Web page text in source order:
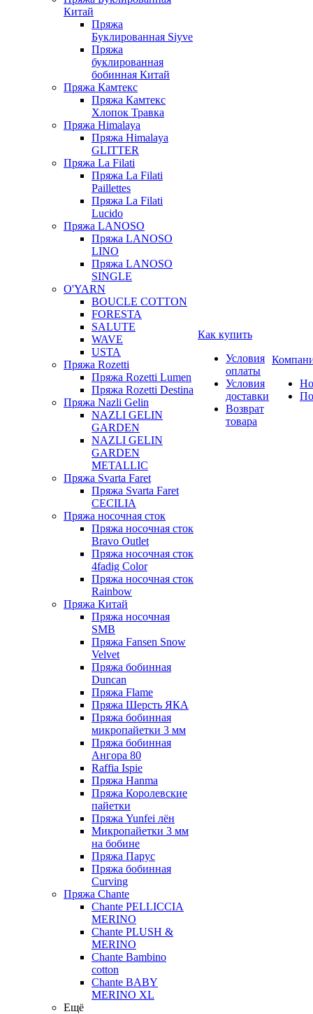
Китай
Пряжа
Буклированная Siyve
Пряжа
буклированная
бобинная Китай
Пряжа Камтекс
Пряжа Камтекс
Хлопок Травка
Пряжа Himalaya
Пряжа Himalaya
GLITTER
Пряжа La Filati
Пряжа La Filati
Paillettes
Пряжа La Filati
Lucido
Пряжа LANOSO
Пряжа LANOSO
LINO
Пряжа LANOSO
SINGLE
O'YARN
BOUCLE COTTON
FORESTA
SALUTE
WAVE
USTA
Пряжа Rozetti
Пряжа Rozetti Lumen
Пряжа Rozetti Destina
Пряжа Nazli Gelin
NAZLI GELIN
GARDEN
NAZLI GELIN
GARDEN
METALLIC
Пряжа Svarta Faret
Пряжа Svarta Faret
CECILIA
Пряжа носочная сток
Пряжа носочная сток
Bravo Outlet
Пряжа носочная сток
4fadig Color
Пряжа носочная сток
Rainbow
Пряжа Китай
Пряжа носочная
SMB
Пряжа Fansen Snow
Velvet
Пряжа бобинная
Duncan
Пряжа Flame
Пряжа Шерсть ЯКА
Пряжа бобинная
микропайетки 3 мм
Пряжа бобинная
Ангора 80
Raffia Ispie
Пряжа Hanma
Пряжа Королевские
пайетки
Пряжа Yunfei лён
Микропайетки 3 мм
на бобине
Пряжа Парус
Пряжа бобинная
Curving
Пряжа Chante
Chante PELLICCIA
MERINO
Chante PLUSH &
MERINO
Chante Bambino
cotton
Chante BABY
MERINO XL
Ещё
Как купить
Условия
оплаты
Условия
доставки
Возврат
товара